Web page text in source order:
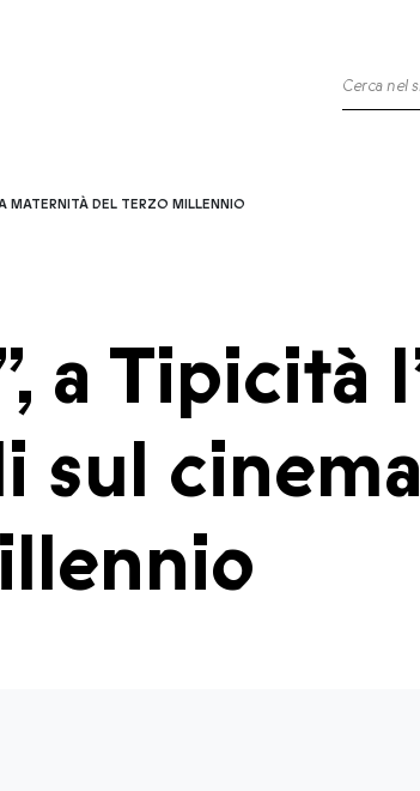
MATERNITÀ DEL TERZO MILLENNIO
a Tipicità
sul